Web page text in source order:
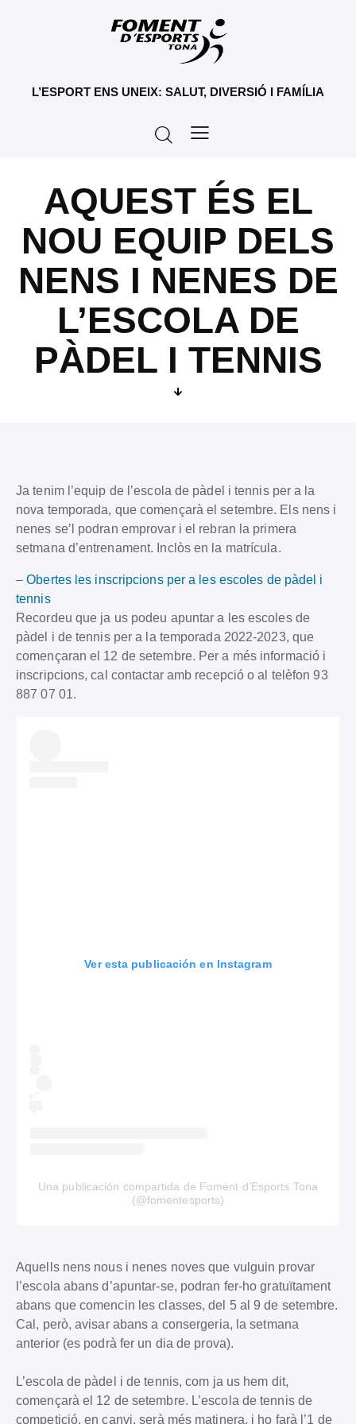
L’ESPORT ENS UNEIX: SALUT, DIVERSIÓ I FAMÍLIA
AQUEST ÉS EL
NOU EQUIP DELS
NENS I NENES DE
L’ESCOLA DE
PÀDEL I TENNIS
Ja tenim l’equip de l’escola de pàdel i tennis per a la
nova temporada, que començarà el setembre. Els nens i
nenes se’l podran emprovar i el rebran la primera
setmana d’entrenament. Inclòs en la matrícula.
–Obertes les inscripcions per a les escoles de pàdel i
tennis
Recordeu que ja us podeu apuntar a les escoles de
pàdel i de tennis per a la temporada 2022-2023, que
començaran el 12 de setembre. Per a més informació i
inscripcions, cal contactar amb recepció o al telèfon 93
887 07 01.
Ver esta publicación en Instagram
Una publicación compartida de Foment d’Esports Tona
(@fomentesports)
Aquells nens nous i nenes noves que vulguin provar
l’escola abans d’apuntar-se, podran fer-ho gratuïtament
abans que comencin les classes, del 5 al 9 de setembre.
Cal, però, avisar abans a consergeria, la setmana
anterior (es podrà fer un dia de prova).
L’escola de pàdel i de tennis, com ja us hem dit,
començarà el 12 de setembre. L’escola de tennis de
competició, en canvi, serà més matinera, i ho farà l’1 de